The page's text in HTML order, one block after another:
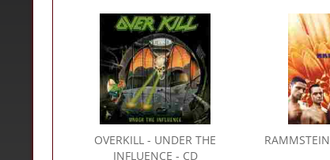
OVERKILL - UNDER THE
INFLUENCE - CD
RAMMSTEIN